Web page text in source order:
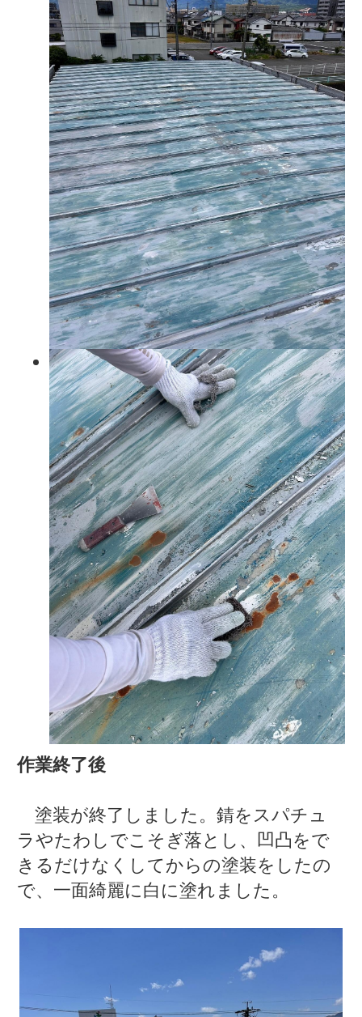
作業終了後
塗装が終了しました。錆をスパチュ
ラやたわしでこそぎ落とし、凹凸をで
きるだけなくしてからの塗装をしたの
で、一面綺麗に白に塗れました。